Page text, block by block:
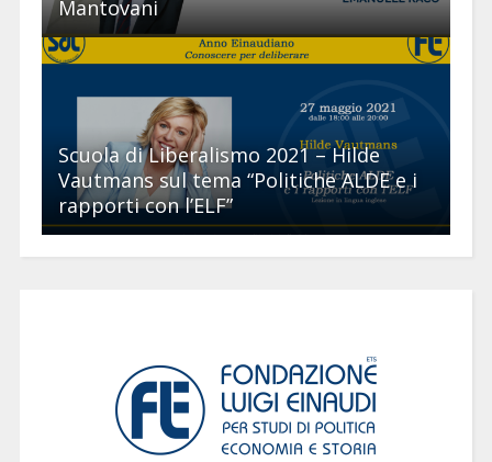
Mantovani
Scuola di Liberalismo 2021 – Hilde
Vautmans sul tema “Politiche ALDE e i
rapporti con l’ELF”